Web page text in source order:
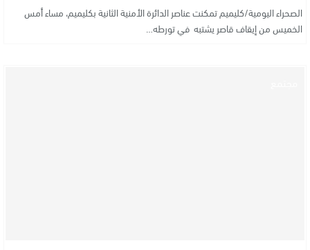
الصحراء اليومية/كليميم تمكنت عناصر الدائرة الأمنية الثانية بكليميم، مساء أمس
الخميس من إيقاف قاصر يشتبه في تورطه…